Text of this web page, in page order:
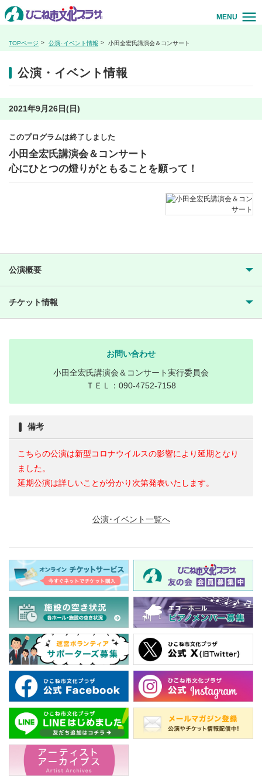
MENU
TOPページ 公演･イベント情報 小田全宏氏講演会＆コンサート
公演・イベント情報
2021年9月26日(日)
このプログラムは終了しました
小田全宏氏講演会＆コンサート
心にひとつの燈りがともることを願って！
公演概要
チケット情報
お問い合わせ
小田全宏氏講演会＆コンサート実行委員会
ＴＥＬ：090-4752-7158
備考
こちらの公演は新型コロナウイルスの影響により延期となり
ました。
延期公演は詳しいことが分かり次第発表いたします。
公演･イベント一覧へ